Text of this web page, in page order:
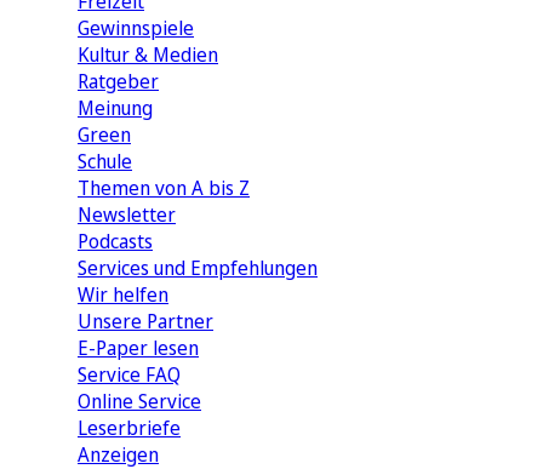
Gewinnspiele
Kultur & Medien
Ratgeber
Meinung
Green
Schule
Themen von A bis Z
Newsletter
Podcasts
Services und Empfehlungen
Wir helfen
Unsere Partner
E-Paper lesen
Service FAQ
Online Service
Leserbriefe
Anzeigen